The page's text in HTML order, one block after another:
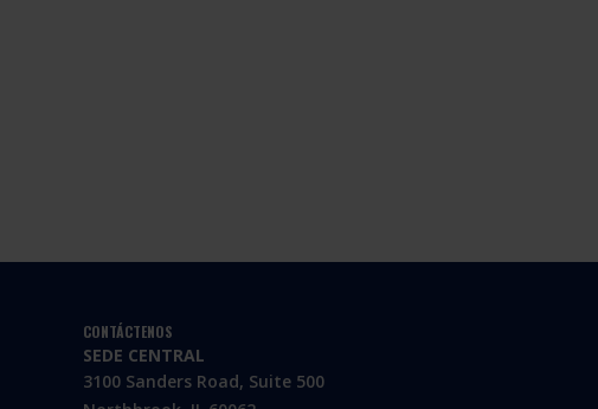
CONTÁCTENOS
SEDE CENTRAL
3100 Sanders Road, Suite 500